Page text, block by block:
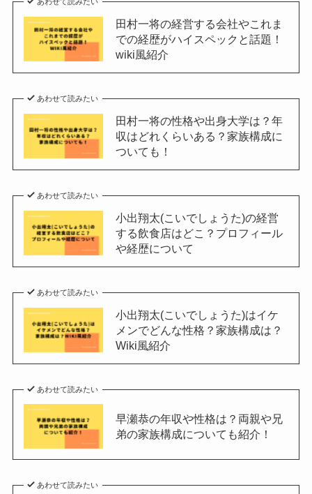
田村一将の経営する会社やこれま
での経歴がハイスペックと話題！
wiki風紹介
あわせて読みたい
田村一将の性格や出身大学は？年
収はどれくらいある？家族構成に
ついても！
あわせて読みたい
小出翔太(こいでしょうた)の経営
する飲食店はどこ？プロフィール
や経歴について
あわせて読みたい
小出翔太(こいでしょうた)はイケ
メンでどんな性格？家族構成は？
Wiki風紹介
あわせて読みたい
早瀬恭の年収や性格は？両親や兄
弟の家族構成についても紹介！
あわせて読みたい